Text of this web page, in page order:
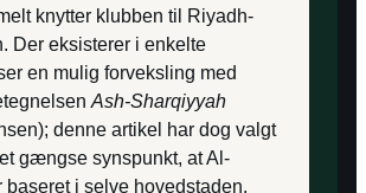
knytter klubben til Riyadh-
Der eksisterer i enkelte
en mulig forveksling med
Ash-Sharqiyyah
denne artikel har dog valgt
gængse synspunkt, at Al-
baseret i selve hovedstaden.